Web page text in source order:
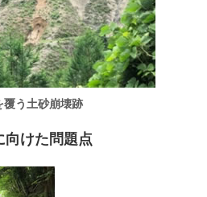
覆う土砂崩壊跡
けた問題点